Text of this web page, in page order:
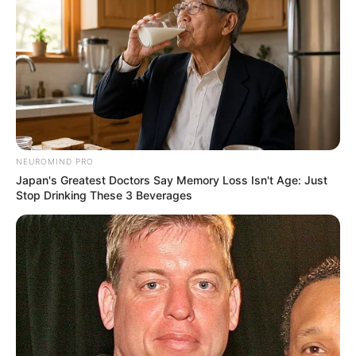
Bikin Ngakak, 10 Potret
Cosplay Murah Pakai Bahan
Seadanya
Anti Mainstream, 10 Cara
Membawa Barang Belanjaan
Versi Warga Thailand
NEUROMIND PRO
Japan's Greatest Doctors Say Memory Loss Isn't Age: Just
Stop Drinking These 3 Beverages